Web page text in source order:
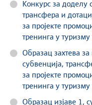
Kонкурс за доделу
трансфера и
за пројекте
тренинга у
Образац захтева
субвенција,
за пројекте
тренинга у
Образац изјаве 1,